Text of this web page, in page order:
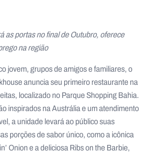
as portas no final de Outubro, oferece
na região
jovem, grupos de amigos e familiares, o
anuncia seu primeiro restaurante na
localizado no Parque Shopping Bahia.
inspirados na Austrália e um atendimento
a unidade levará ao público suas
porções de sabor único, como a icônica
Onion e a deliciosa Ribs on the Barbie,